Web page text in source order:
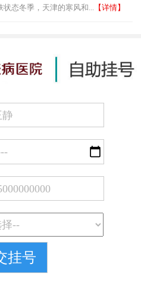
状态冬季，天津的寒风和... 【详情】